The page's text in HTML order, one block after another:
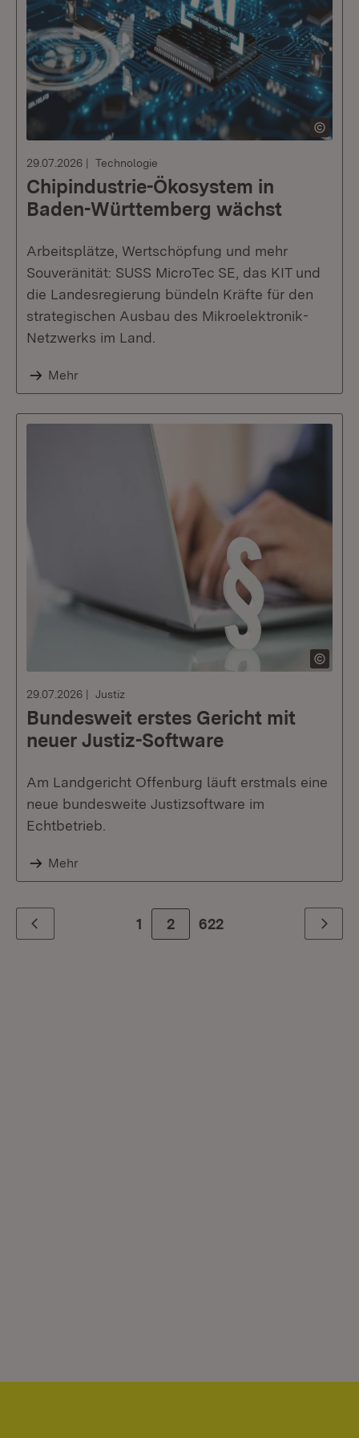
29.07.2026 Technologie
Chipindustrie-Ökosystem in
Baden-Württemberg wächst
Arbeitsplätze, Wertschöpfung und mehr
Souveränität: SUSS MicroTec SE, das KIT und
die Landesregierung bündeln Kräfte für den
strategischen Ausbau des Mikroelektronik-
Netzwerks im Land.
Mehr
29.07.2026 Justiz
Bundesweit erstes Gericht mit
neuer Justiz-Software
Am Landgericht Offenburg läuft erstmals eine
neue bundesweite Justizsoftware im
Echtbetrieb.
Mehr
Zurück 1 2 Zur letzte Seite
622 Weiter